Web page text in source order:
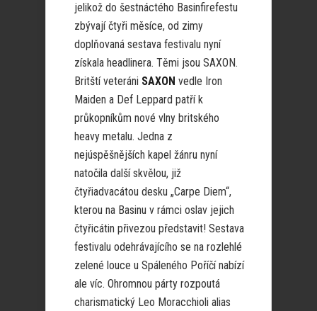
jelikož do šestnáctého Basinfirefestu
zbývají čtyři měsíce, od zimy
doplňovaná sestava festivalu nyní
získala headlinera. Těmi jsou SAXON.
Britští veteráni SAXON vedle Iron
Maiden a Def Leppard patří k
průkopníkům nové vlny britského
heavy metalu. Jedna z
nejúspěšnějších kapel žánru nyní
natočila další skvělou, již
čtyřiadvacátou desku „Carpe Diem“,
kterou na Basinu v rámci oslav jejich
čtyřicátin přivezou představit! Sestava
festivalu odehrávajícího se na rozlehlé
zelené louce u Spáleného Poříčí nabízí
ale víc. Ohromnou párty rozpoutá
charismatický Leo Moracchioli alias